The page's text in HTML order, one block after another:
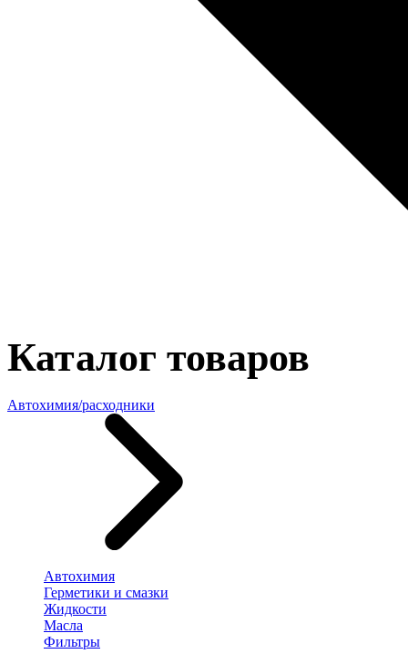
Каталог товаров
Автохимия/расходники
Автохимия
Герметики и смазки
Жидкости
Масла
Фильтры